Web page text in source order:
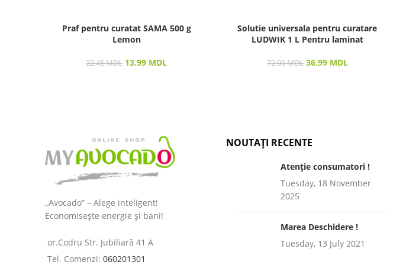
Praf pentru curatat SAMA 500 g
Lemon
22.45MDL 13.99 MDL
Solutie universala pentru curatare
LUDWIK 1 L Pentru laminat
72.00MDL 36.99 MDL
„Avocado” – Alege inteligent!
Economisește energie și bani!
or.Codru Str. Jubiliară 41 A
Tel. Comenzi: 060201301
NOUTAȚI RECENTE
Atenție consumatori !
Tuesday, 18 November
2025
Marea Deschidere !
Tuesday, 13 July 2021